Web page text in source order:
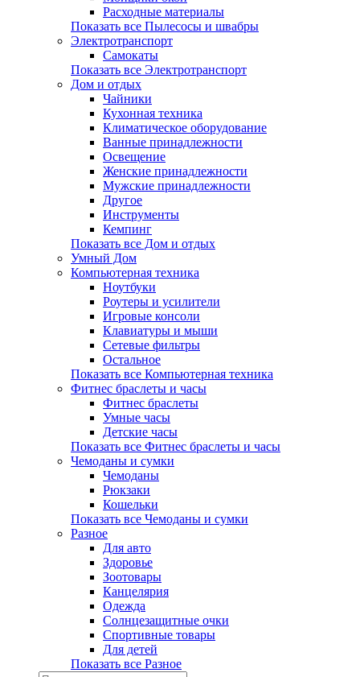
Расходные материалы
Показать все Пылесосы и швабры
Электротранспорт
Самокаты
Показать все Электротранспорт
Дом и отдых
Чайники
Кухонная техника
Климатическое оборудование
Ванные принадлежности
Освещение
Женские принадлежности
Мужские принадлежности
Другое
Инструменты
Кемпинг
Показать все Дом и отдых
Умный Дом
Компьютерная техника
Ноутбуки
Роутеры и усилители
Игровые консоли
Клавиатуры и мыши
Сетевые фильтры
Остальное
Показать все Компьютерная техника
Фитнес браслеты и часы
Фитнес браслеты
Умные часы
Детские часы
Показать все Фитнес браслеты и часы
Чемоданы и сумки
Чемоданы
Рюкзаки
Кошельки
Показать все Чемоданы и сумки
Разное
Для авто
Здоровье
Зоотовары
Канцелярия
Одежда
Солнцезащитные очки
Спортивные товары
Для детей
Показать все Разное